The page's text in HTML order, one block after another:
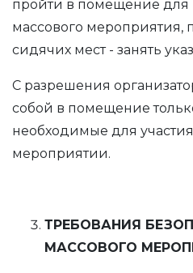
пройти в помещение для
массового мероприятия,
сидячих мест - занять
С разрешения
собой в помещение
необходимые для
мероприятии.
ТРЕБОВАНИЯ
МАССОВОГО